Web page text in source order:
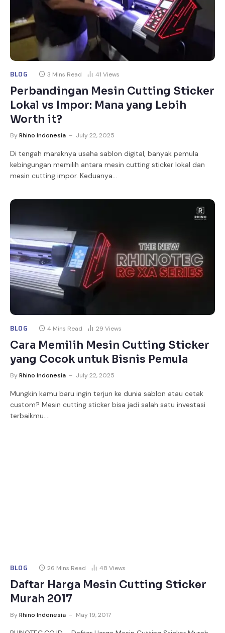
BLOG 3 Mins Read 41 Views
Perbandingan Mesin Cutting Sticker
Lokal vs Impor: Mana yang Lebih
Worth it?
ByRhino Indonesia July 22, 2025
Di tengah maraknya usaha sablon digital, banyak pemula
kebingungan memilih antara mesin cutting sticker lokal dan
mesin cutting impor. Keduanya…
BLOG 4 Mins Read 29 Views
Cara Memilih Mesin Cutting Sticker
yang Cocok untuk Bisnis Pemula
ByRhino Indonesia July 22, 2025
Mungkin kamu baru ingin terjun ke dunia sablon atau cetak
custom? Mesin cutting sticker bisa jadi salah satu investasi
terbaikmu.…
BLOG 26 Mins Read 48 Views
Daftar Harga Mesin Cutting Sticker
Murah 2017
ByRhino Indonesia May 19, 2017